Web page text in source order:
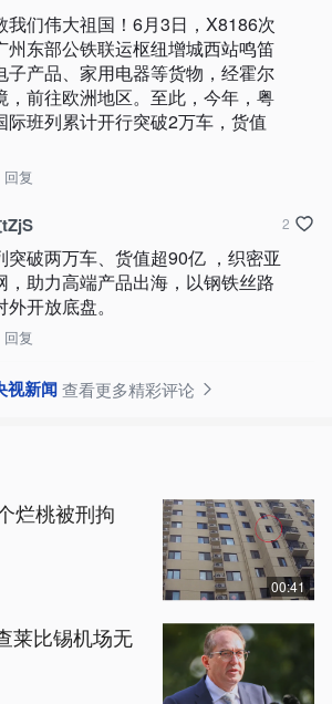
我们伟大祖国！6月3日，X8186次
州东部公铁联运枢纽增城西站鸣笛
子产品、家用电器等货物，经霍尔
，前往欧洲地区。至此，今年，粤
际班列累计开行突破2万车，货值
回复
突破两万车、货值超90亿 ，织密亚
，助力高端产品出海，以钢铁丝路
开放底盘。
回复
2
新闻查看更多精彩评论
烂桃被刑拘
00:41
莱比锡机场无